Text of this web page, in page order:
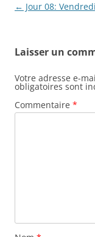
Navigation
← Jour 08:
Laisser un
Votre adresse e-
obligatoires sont
Commentaire *